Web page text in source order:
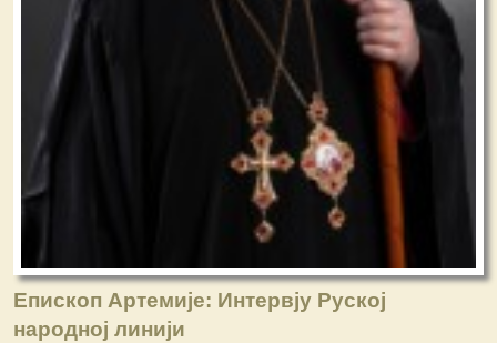
Епископ Артемије: Интервју Руској
народној линији